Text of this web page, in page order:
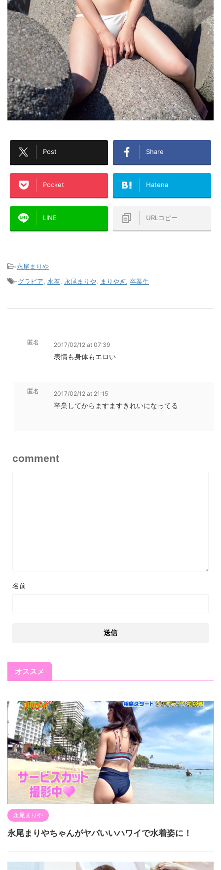
Post Share
Pocket Hatena
LINE URLコピー
-永尾まりや
-グラビア, 水着, 永尾まりや, まりやぎ, 卒業生
匿名 2017/02/12 at 07:39
表情も身体もエロい
匿名 2017/02/12 at 21:15
卒業してからますますきれいになってる
comment
名前
オススメ
永尾まりや
永尾まりやちゃんがヤバいいハワイで水着姿に！